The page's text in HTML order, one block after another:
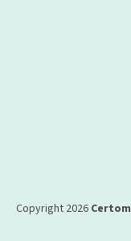
Copyright 2026 Certom